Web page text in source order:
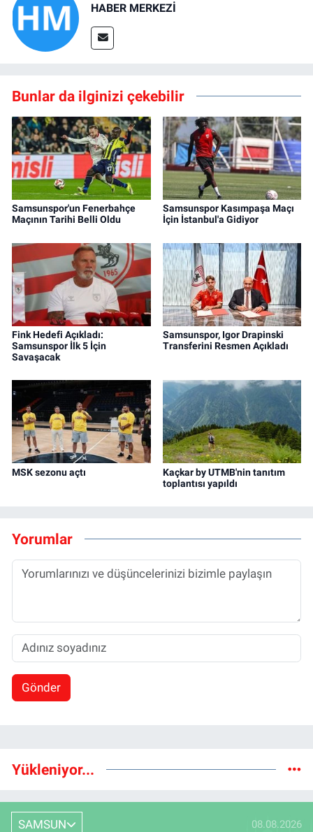
HABER MERKEZİ
Bunlar da ilginizi çekebilir
Samsunspor'un Fenerbahçe
Maçının Tarihi Belli Oldu
Samsunspor Kasımpaşa Maçı
İçin İstanbul'a Gidiyor
Fink Hedefi Açıkladı:
Samsunspor İlk 5 İçin
Savaşacak
Samsunspor, Igor Drapinski
Transferini Resmen Açıkladı
MSK sezonu açtı
Kaçkar by UTMB'nin tanıtım
toplantısı yapıldı
Yorumlar
Gönder
Yükleniyor...
SAMSUN 08.08.2026